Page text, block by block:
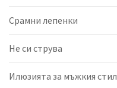
Срамни лепенки
Не си струва
Илюзията за мъжкия стил